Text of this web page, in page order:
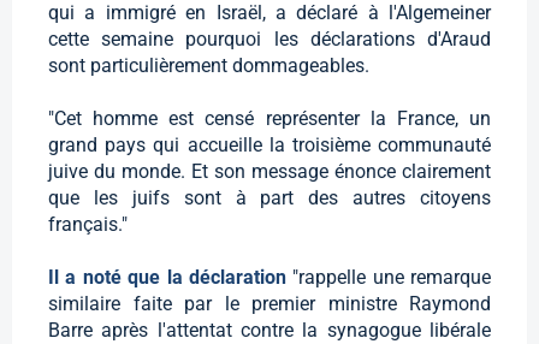
qui a immigré en Israël, a déclaré à l'Algemeiner
cette semaine pourquoi les déclarations d'Araud
sont particulièrement dommageables.
"Cet homme est censé représenter la France, un
grand pays qui accueille la troisième communauté
juive du monde. Et son message énonce clairement
que les juifs sont à part des autres citoyens
français."
Il a noté que la déclaration "rappelle une remarque
similaire faite par le premier ministre Raymond
Barre après l'attentat contre la synagogue libérale